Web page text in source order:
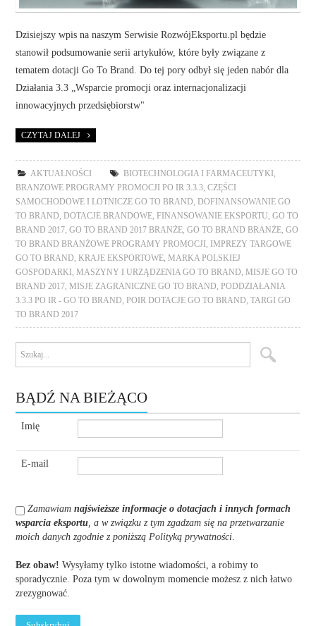
Dzisiejszy wpis na naszym Serwisie RozwójEksportu.pl będzie
stanowił podsumowanie serii artykułów, które były związane z
tematem dotacji Go To Brand. Do tej pory odbył się jeden nabór dla
Działania 3.3 „Wsparcie promocji oraz internacjonalizacji
innowacyjnych przedsiębiorstw"
CZYTAJ DALEJ
AKTUALNOŚCI BIOTECHNOLOGIA I FARMACEUTYKI
BRANZOWE PROGRAMY PROMOCJI PO IR 3.3.3 ,CZĘŚCI
SAMOCHODOWE I LOTNICZE GO TO BRAND ,DOFINANSOWANIE GO
TO BRAND ,DOTACJE BRANDOWE ,FINANSOWANIE EKSPORTU ,GO TO
BRAND 2017 ,GO TO BRAND 2017 BRANŻE ,GO TO BRAND BRANŻE ,GO
TO BRAND BRANŻOWE PROGRAMY PROMOCJI
IMPREZY TARGOWE
GO TO BRAND ,KRAJE EKSPORTOWE ,MARKA POLSKIEJ
GOSPODARKI
,MASZYNY I URZĄDZENIA GO TO BRAND ,MISJE GO TO
BRAND 2017 ,MISJE ZAGRANICZNE GO TO BRAND ,PODDZIAŁANIA
3.3.3 PO IR - GO TO BRAND ,POIR DOTACJE GO TO BRAND ,TARGI GO
TO BRAND 2017
BĄDŹ NA BIEŻĄCO
Imię
E-mail
Zamawiamnajświeższe informacje o dotacjach i innych formach
wsparcia eksportu , a w związku z tym zgadzam się na przetwarzanie
moich danych zgodnie z poniższą Polityką prywatności
Bez obaw! Wysyłamy tylko istotne wiadomości, a robimy to
sporadycznie. Poza tym w dowolnym momencie możesz z nich łatwo
zrezygnować.